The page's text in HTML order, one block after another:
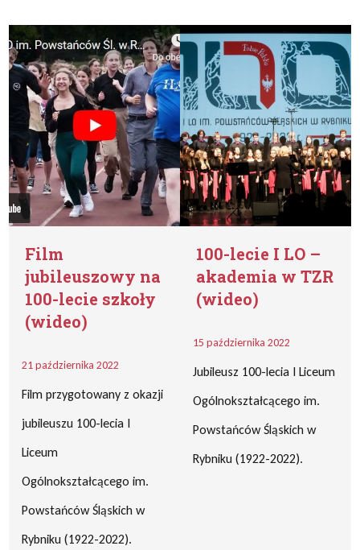
Film
jubileuszowy na
100-lecie szkoły
(wideo)
21 października 2022
Film przygotowany z okazji
jubileuszu 100-lecia I
Liceum
Ogólnokształcącego im.
Powstańców Śląskich w
Rybniku (1922-2022).
100-lecie I LO –
akademia w TZR
(wideo)
15 października 2022
Jubileusz 100-lecia I Liceum
Ogólnokształcącego im.
Powstańców Śląskich w
Rybniku (1922-2022).